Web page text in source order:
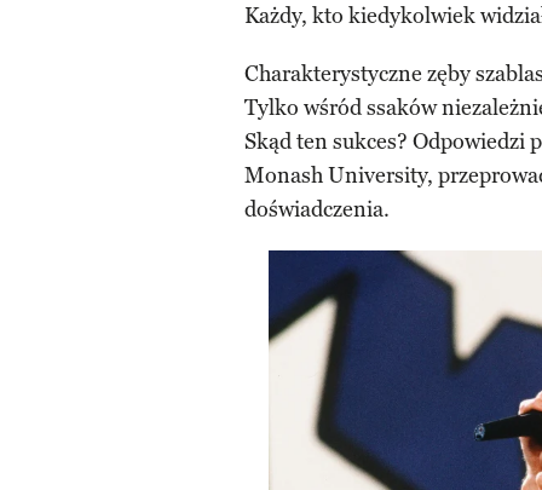
Każdy, kto kiedykolwiek
Charakterystyczne zęby
Tylko wśród ssaków
Skąd ten sukces?
Monash University,
doświadczenia.